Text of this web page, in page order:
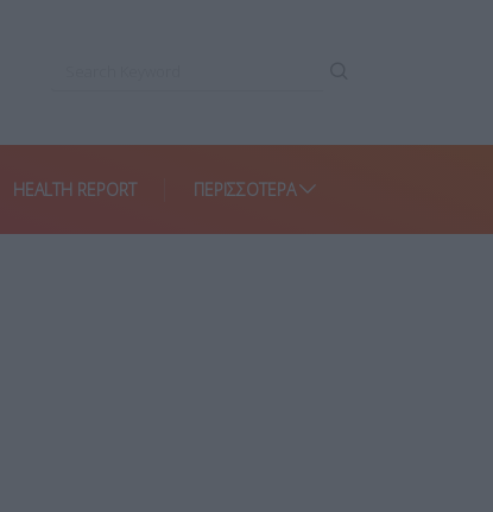
HEALTH REPORT ΠΕΡΙΣΣΌΤΕΡΑ